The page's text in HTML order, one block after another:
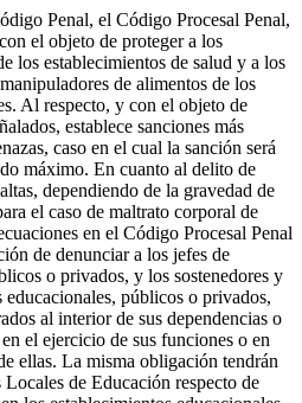
Penal, el Código Procesal Penal,
el objeto de proteger a los
los establecimientos de salud y a los
de alimentos de los
Al respecto, y con el objeto de
establece sanciones más
caso en el cual la sanción será
máximo. En cuanto al delito de
dependiendo de la gravedad de
el caso de maltrato corporal de
en el Código Procesal Penal
de denunciar a los jefes de
o privados, y los sostenedores y
educacionales, públicos o privados,
al interior de sus dependencias o
el ejercicio de sus funciones o en
ellas. La misma obligación tendrán
de Educación respecto de